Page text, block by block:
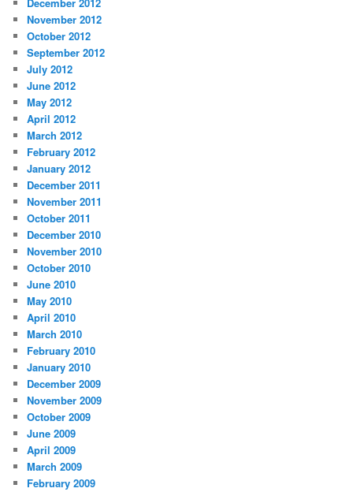
November 2012
October 2012
September 2012
July 2012
June 2012
May 2012
April 2012
March 2012
February 2012
January 2012
December 2011
November 2011
October 2011
December 2010
November 2010
October 2010
June 2010
May 2010
April 2010
March 2010
February 2010
January 2010
December 2009
November 2009
October 2009
June 2009
April 2009
March 2009
February 2009